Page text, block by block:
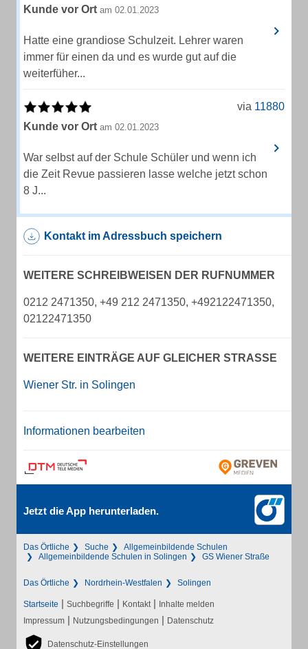
Kunde vor Ort am 02.01.2023
Hatte eine grandiose Schulzeit. Lehrer waren
immer für einen da und es wurde gut auf die
weiterfüher...
via 11880
Kunde vor Ort am 02.01.2023
War selbst auf der Schule Schüler und wenn ich
die Zeit Revue passieren lasse welche jetzt schon
8 J...
Kontakt im Adressbuch speichern
WEITERE SCHREIBWEISEN DER RUFNUMMER
0212 2471350, +49 212 2471350, +492122471350,
02122471350
WEITERE EINTRÄGE AUF GLEICHER STRASSE
Wiener Str. in Solingen
Informationen bearbeiten
Jetzt die App herunterladen.
Das Örtliche Suche
Allgemeinbildende Schulen
Allgemeinbildende Schulen in Solingen
GS Wiener Straße
Das Örtliche Nordrhein-Westfalen Solingen
Startseite | Suchbegriffe | Kontakt | Inhalte melden
Impressum | Nutzungsbedingungen | Datenschutz
Datenschutz-Einstellungen